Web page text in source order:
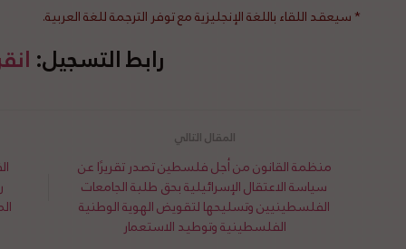
* سيعقد اللقاء باللغة الإنجليزية مع توفر الترجمة للغة العربية.
رابط التسجيل:
منظمة القانون من أجل فلسطين تصدر تقريرًا عن
سياسة الاعتقال الإسرائيلية بحق طلبة الجامعات
الفلسطينيين وتسليحها لتقويض الهوية الوطنية
الفلسطينية وتوطيد الاستعمار